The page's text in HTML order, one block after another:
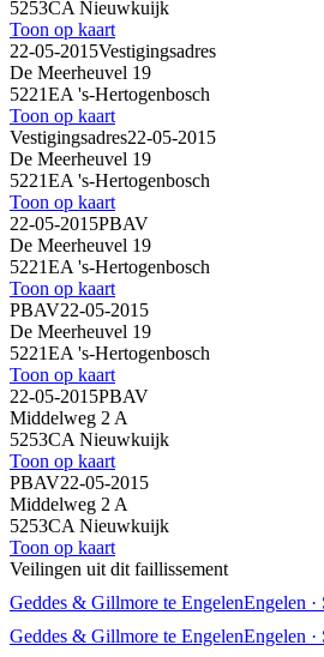
5253CA Nieuwkuijk
Toon op kaart
22-05-2015Vestigingsadres
De Meerheuvel 19
5221EA 's-Hertogenbosch
Toon op kaart
Vestigingsadres22-05-2015
De Meerheuvel 19
5221EA 's-Hertogenbosch
Toon op kaart
22-05-2015PBAV
De Meerheuvel 19
5221EA 's-Hertogenbosch
Toon op kaart
PBAV22-05-2015
De Meerheuvel 19
5221EA 's-Hertogenbosch
Toon op kaart
22-05-2015PBAV
Middelweg 2 A
5253CA Nieuwkuijk
Toon op kaart
PBAV22-05-2015
Middelweg 2 A
5253CA Nieuwkuijk
Toon op kaart
Veilingen uit dit faillissement
Geddes & Gillmore te EngelenEngelen
Geddes & Gillmore te EngelenEngelen